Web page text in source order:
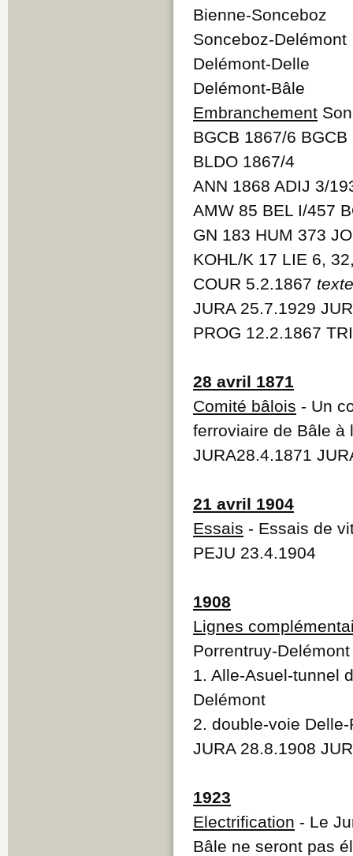
Bienne-Sonceboz
Sonceboz-Delémont
Delémont-Delle
Delémont-Bâle
Embranchement
BGCB 1867/6
BLDO 1867/4
ANN 1868 ADIJ 3/
AMW 85 BEL I/457
GN 183 HUM 373
KOHL/K 17 LIE 6,
COUR 5.2.1867 texte
JURA 25.7.1929
PROG 12.2.1867
28 avril 1871
Comité bâlois - Un
ferroviaire de Bâle à
JURA28.4.1871
21 avril 1904
Essais - Essais de
PEJU 23.4.1904
1908
Lignes
Porrentruy-
1. Alle-Asuel-tunnel
Delémont
2. double-voie
JURA 28.8.1908
1923
Electrification - Le
Bâle ne seront pas